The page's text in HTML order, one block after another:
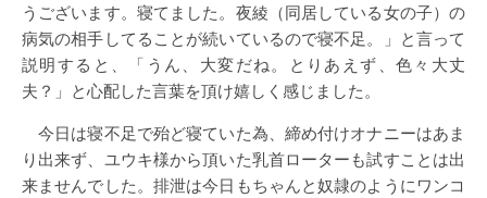
うございます。寝てました。夜綾（同居している女の子）の
病気の相手してることが続いているので寝不足。」と言って
説明すると、「うん、大変だね。とりあえず、色々大丈
夫？」と心配した言葉を頂け嬉しく感じました。
今日は寝不足で殆ど寝ていた為、締め付けオナニーはあま
り出来ず、ユウキ様から頂いた乳首ローターも試すことは出
来ませんでした。排泄は今日もちゃんと奴隷のようにワンコ